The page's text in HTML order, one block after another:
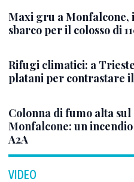
Maxi gru a Monfalcone,
sbarco per il colosso di
Rifugi climatici: a
platani per contrastare
Colonna di fumo alta
Monfalcone: un
A2A
VIDEO